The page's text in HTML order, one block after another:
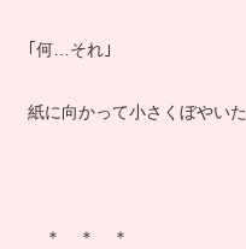
｢何…それ｣
紙に向かって小さくぼやいた
＊ ＊ ＊